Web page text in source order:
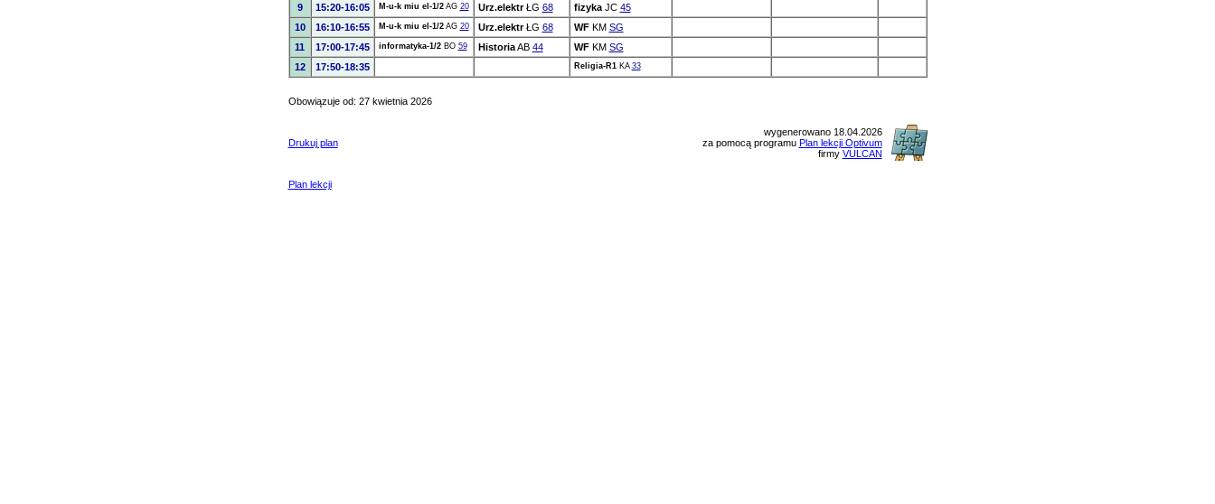
9
15:20-16:05 M-u-k miu el-1/2 AG 20 Urz.elektr ŁG 68 fizyka JC 45
10
16:10-16:55 M-u-k miu el-1/2 AG 20 Urz.elektr ŁG 68 WF KM SG
11
17:00-17:45 informatyka-1/2 BO 59 Historia AB 44 WF KM SG
12
17:50-18:35 Religia-R1 KA 33
Obowiązuje od: 27 kwietnia 2026
Drukuj plan
wygenerowano 18.04.2026
za pomocą programu Plan lekcji Optivum
firmy VULCAN
Plan lekcji